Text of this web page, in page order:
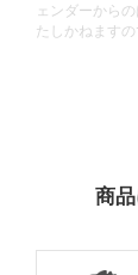
ェンダーから
たしかねますの
商